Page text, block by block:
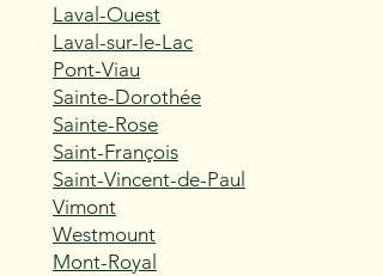
Laval-Ouest
Laval-sur-le-Lac
Pont-Viau
Sainte-Dorothée
Sainte-Rose
Saint-François
Saint-Vincent-de-Paul
Vimont
Westmount
Mont-Royal